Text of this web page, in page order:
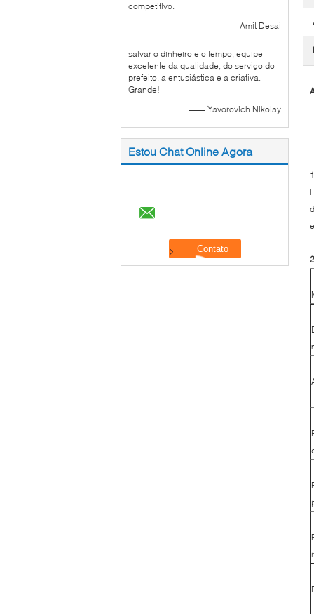
competitivo.
—— Amit Desai
salvar o dinheiro e o tempo, equipe
excelente da qualidade, do serviço do
prefeito, a entusiástica e a criativa.
Grande!
—— Yavorovich Nikolay
Estou Chat Online Agora